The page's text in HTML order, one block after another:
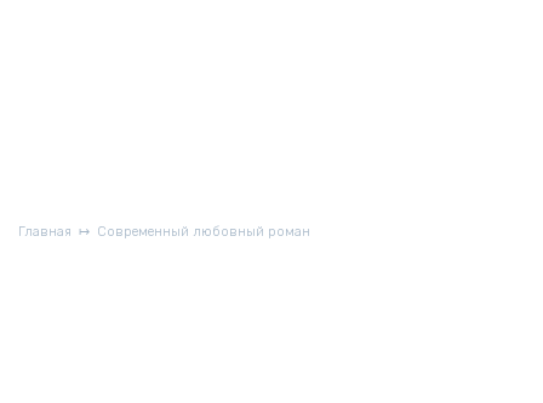
Главная Современный любовный роман